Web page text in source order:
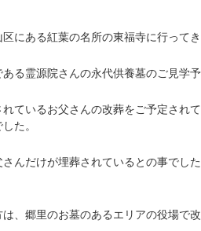
にある紅葉の名所の東福寺に行ってき
る霊源院さんの永代供養墓のご見学
ているお父さんの改葬をご予定され
た。
んだけが埋葬されているとの事でし
、郷里のお墓のあるエリアの役場で